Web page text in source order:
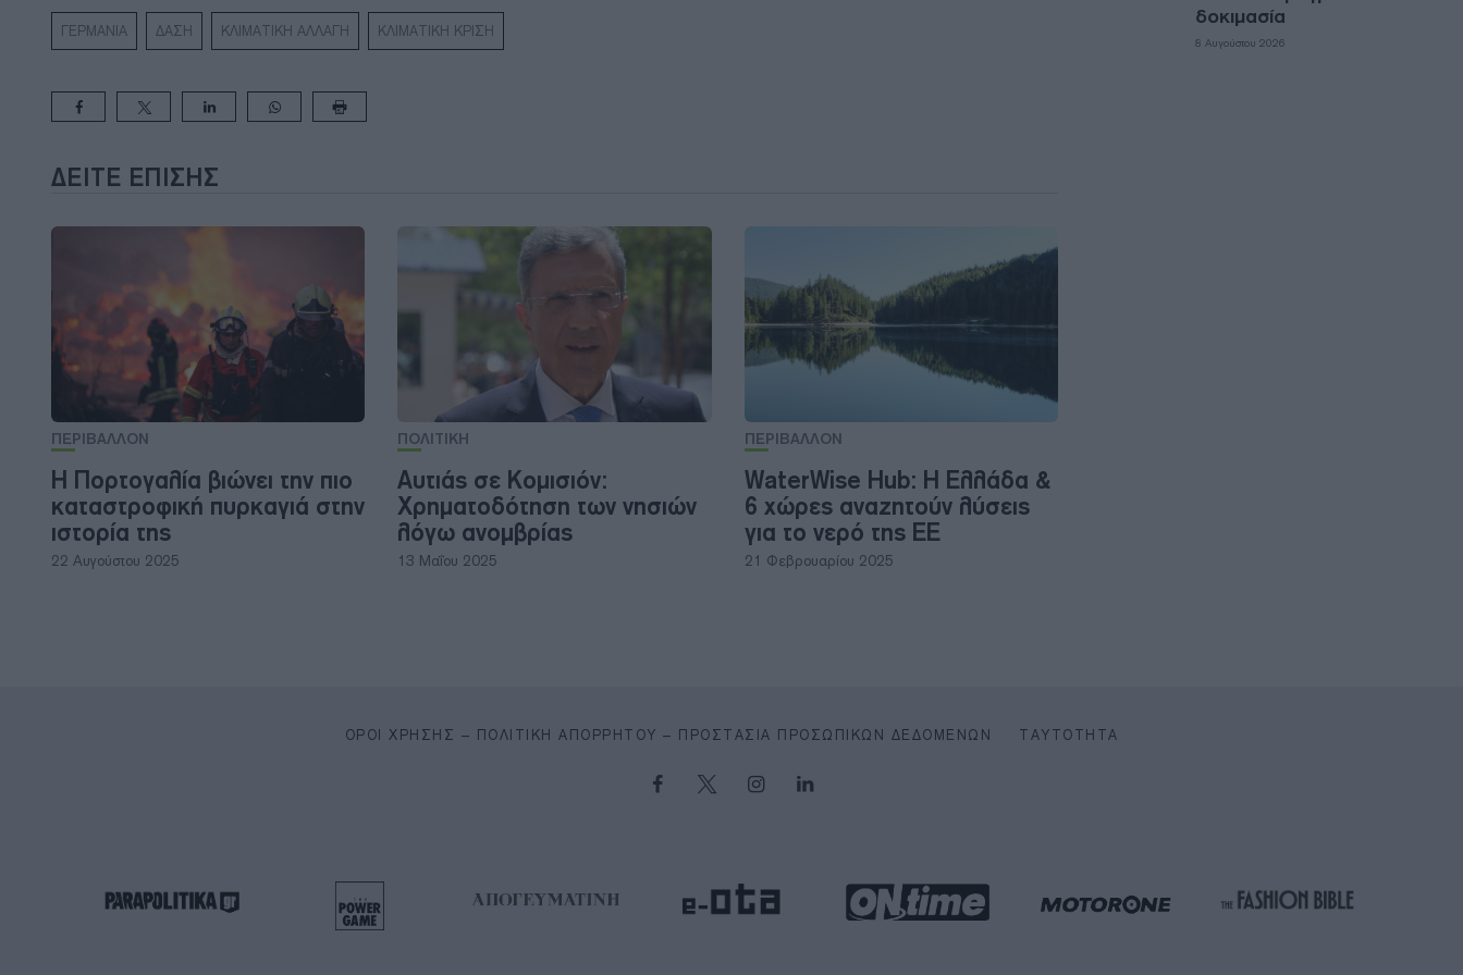
ΓΕΡΜΑΝΙΑ ΔΑΣΗ ΚΛΙΜΑΤΙΚΗ ΑΛΛΑΓΗ ΚΛΙΜΑΤΙΚΗ ΚΡΙΣΗ
ΔΕΊΤΕ ΕΠΊΣΗΣ
ΠΕΡΙΒΑΛΛΟΝ
Η Πορτογαλία βιώνει την πιο
καταστροφική πυρκαγιά στην
ιστορία της
22 Αυγούστου 2025
ΠΟΛΙΤΙΚΗ
Αυτιάς σε Κομισιόν:
Xρηματοδότηση των νησιών
λόγω ανομβρίας
13 Μαΐου 2025
ΠΕΡΙΒΑΛΛΟΝ
WaterWise Hub: Η Ελλάδα &
6 χώρες αναζητούν λύσεις
για το νερό της ΕΕ
21 Φεβρουαρίου 2025
δοκιμασία
8 Αυγούστου 2026
ΌΡΟΙ ΧΡΉΣΗΣ – ΠΟΛΙΤΙΚΉ ΑΠΟΡΡΉΤΟΥ – ΠΡΟΣΤΑΣΊΑ ΠΡΟΣΩΠΙΚΏΝ ΔΕΔΟΜΈΝΩΝ ΤΑΥΤΌΤΗΤΑ